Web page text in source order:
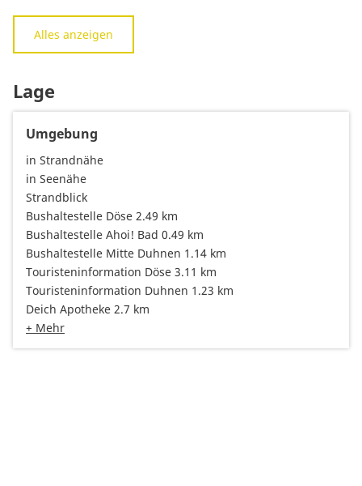
Alles anzeigen
Lage
Umgebung
in Strandnähe
in Seenähe
Strandblick
Bushaltestelle Döse 2.49 km
Bushaltestelle Ahoi! Bad 0.49 km
Bushaltestelle Mitte Duhnen 1.14 km
Touristeninformation Döse 3.11 km
Touristeninformation Duhnen 1.23 km
Deich Apotheke 2.7 km
+ Mehr